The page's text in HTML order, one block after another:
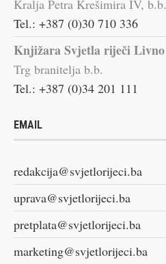
Kralja Petra Krešimira IV, b.b.
Tel.: +387 (0)30 710 336
Knjižara Svjetla riječi Livno
Trg branitelja b.b.
Tel.: +387 (0)34 201 111
EMAIL
redakcija@svjetlorijeci.ba
uprava@svjetlorijeci.ba
pretplata@svjetlorijeci.ba
marketing@svjetlorijeci.ba